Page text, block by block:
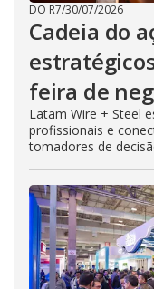
DO R7/30/07/2026
Cadeia do
feira de
Latam Wire + Steel
profissionais e
tomadores de